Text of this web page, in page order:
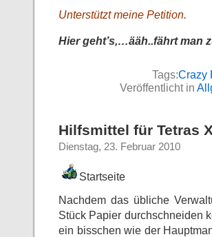
Unterstützt meine Petition.
Hier geht’s,…ääh..fährt man
Tags:Crazy
Veröffentlicht in
Hilfsmittel für Tetras
Dienstag, 23. Februar 2010
Startseite
Nachdem das übliche
Stück Papier durchschneiden
ein bisschen wie der